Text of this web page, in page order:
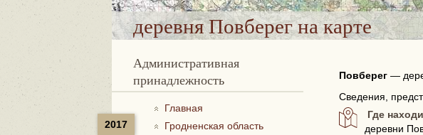
деревня Повберегна карте
Административная
принадлежность
2017
Главная
Гродненская область
Повберег—
Сведения,
Где
деревни